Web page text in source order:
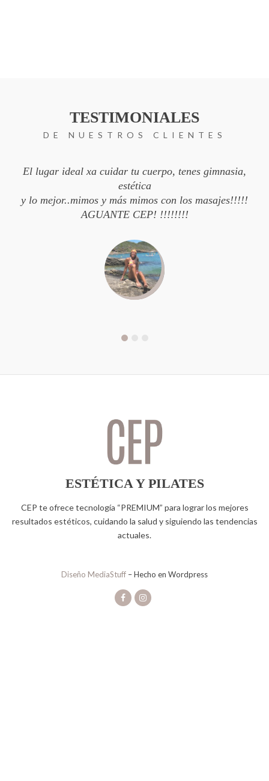
TESTIMONIALES
DE NUESTROS CLIENTES
El lugar ideal xa cuidar tu cuerpo, tenes gimnasia,
estética
y lo mejor..mimos y más mimos con los masajes!!!!!
AGUANTE CEP! !!!!!!!!
ESTÉTICA Y PILATES
CEP te ofrece tecnología “PREMIUM” para lograr los mejores
resultados estéticos, cuidando la salud y siguiendo las tendencias
actuales.
Diseño MediaStuff – Hecho en Wordpress